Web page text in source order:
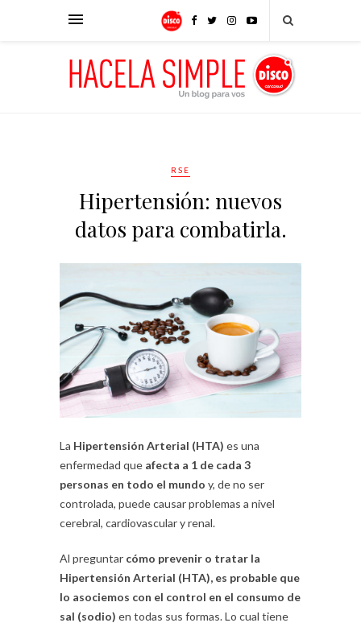
RSE
Hipertensión: nuevos
datos para combatirla.
La Hipertensión Arterial (HTA) es una
enfermedad que afecta a 1 de cada 3
personas en todo el mundo y, de no ser
controlada, puede causar problemas a nivel
cerebral, cardiovascular y renal.
Al preguntar cómo prevenir o tratar la
Hipertensión Arterial (HTA), es probable que
lo asociemos con el control en el consumo de
sal (sodio) en todas sus formas. Lo cual tiene